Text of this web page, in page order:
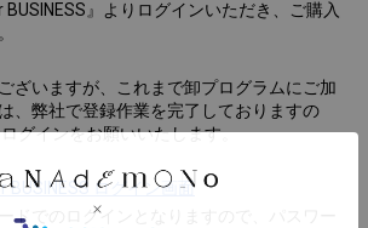
BUSINESS』よりログインいただき、ご購入
ざいますが、これまで卸プログラムにご加
、弊社で登録作業を完了しておりますの
グインをお願いいたします。
BUSINESS ログイン画面
ドでのログインとなりますので、パスワー